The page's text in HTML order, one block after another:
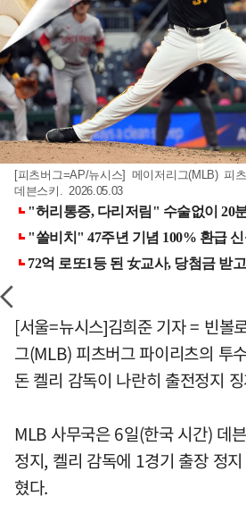
[피츠버그=AP/뉴시스] 메이저리그(MLB) 피
데븐스키. 2026.05.03
[서울=뉴시스]김희준 기자 = 빈볼
그(MLB) 피츠버그 파이리츠의 투
돈 켈리 감독이 나란히 출전정지
MLB 사무국은 6일(한국 시간) 데
정지, 켈리 감독에 1경기 출장 정
혔다.